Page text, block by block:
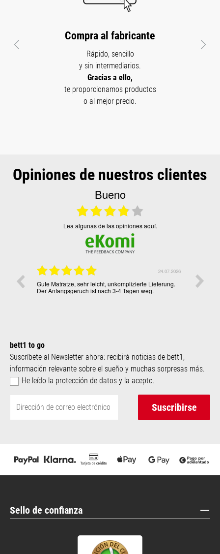
Compra al fabricante
Rápido, sencillo
y sin intermediarios.
Gracias a ello,
te proporcionamos productos
o al mejor precio.
Anterior
Opiniones de nuestros clientes
Bueno
Lea algunas de las opiniones aquí.
24.07.2026
Gute Matratze, sehr leicht, unkomplizierte Lieferung.
Der Anfangsgeruch ist nach 3-4 Tagen weg.
Ich
bett1 to go
Suscríbete al Newsletter ahora: recibirá noticias de bett1,
información relevante sobre el sueño y muchas sorpresas más.
He leído la protección de datos y la acepto.
Suscribirse
Sello de confianza